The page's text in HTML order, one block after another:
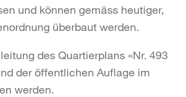
und können gemäss heutiger,
überbaut werden.
des Quartierplans «Nr. 493
der öffentlichen Auflage im
werden.